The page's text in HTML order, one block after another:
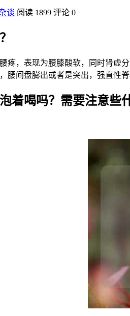
谈 阅读 1899 评论 0
疼，表现为腰膝酸软，同时肾虚
腰间盘膨出或者是突出，强直性
着喝吗？需要注意些